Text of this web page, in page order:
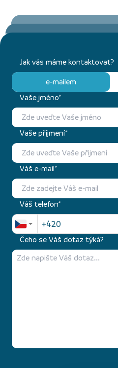
Jak vás máme kontaktovat?
e-mailem
Vaše jméno*
Vaše přijmení*
Váš e-mail*
Váš telefon*
Čeho se Váš dotaz týká?